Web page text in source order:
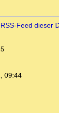
RSS-Feed dieser
09:44